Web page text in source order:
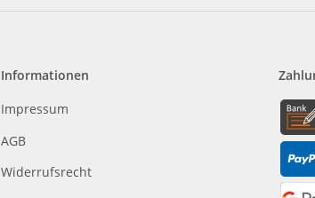
Informationen
Impressum
AGB
Widerrufsrecht